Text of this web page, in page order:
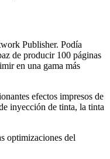
Publisher. Podía
de producir 100 páginas
en una gama más
efectos impresos de
inyección de tinta, la tinta
optimizaciones del